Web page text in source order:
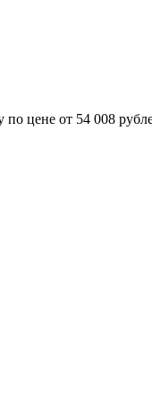
цене от 54 008